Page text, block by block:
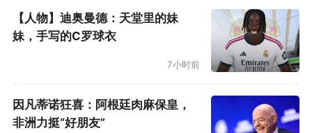
【人物】迪奥曼德：天堂里的妹
妹，手写的C罗球衣
7小时前
因凡蒂诺狂喜：阿根廷肉麻保皇，
非洲力挺“好朋友”